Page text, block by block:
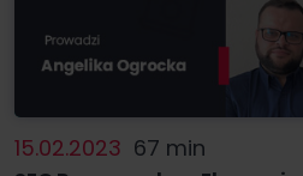
15.02.2023 67 min